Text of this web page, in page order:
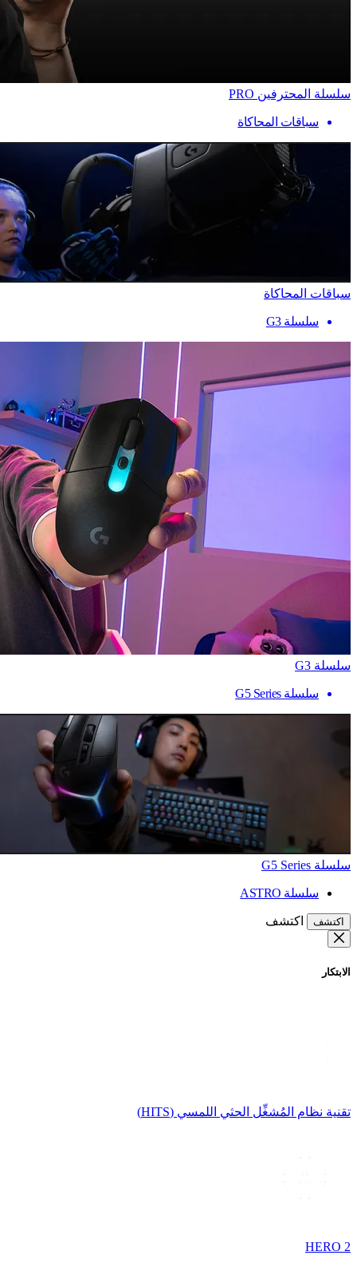
سلسلة المحترفين PRO
سباقات المحاكاة
سباقات المحاكاة
سلسلة G3
سلسلة G3
سلسلة G5 Series
سلسلة G5 Series
سلسلة ASTRO
اكتشف اكتشف
الابتكار
تقنية نظام المُشغِّل الحثي اللمسي (HITS)
HERO 2